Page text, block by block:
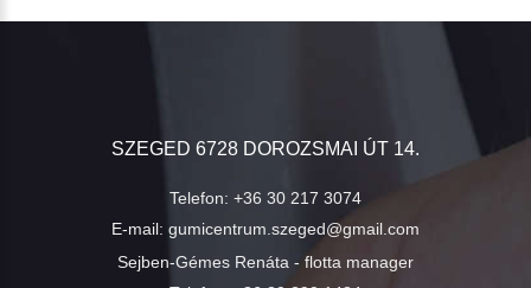
SZEGED 6728 DOROZSMAI ÚT 14.
Telefon: +36 30 217 3074
E-mail: gumicentrum.szeged@gmail.com
Sejben-Gémes Renáta - flotta manager